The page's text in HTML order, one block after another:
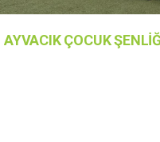
AYVACIK ÇOCUK